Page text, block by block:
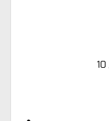
עדיפות לטיפול בבעלי חיים (M.A), 10